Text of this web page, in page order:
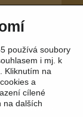
| YouTube
používá soubory
i mj. k
Kliknutím na
a
cílené
na dalších